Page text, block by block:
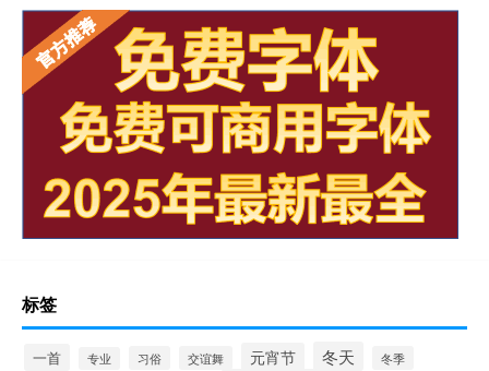
标签
一首 专业 习俗 交谊舞 元宵节 冬天 冬季